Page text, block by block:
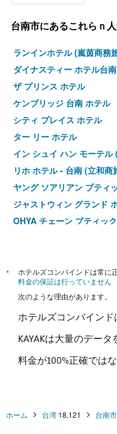
台南市​にあるこれらｎ
ランインホテル (嵐茵商務
ダイナスティー ホテル台南
ザ プリンス ホテル
ケンブリッジ 台南 ホテル
シティ プレイス ホテル
ター リー ホテル
イン シュイ ハン モーテル
リホ ホテル - 台南 (立和商
ヤング ソアリアン ブティ
ジャストウィン グランド
OHYA チェーン ブティッ
アボ ホテル
SSS ライフ ホテル
カインドネス ホテル タイ
シン フア マオ ホテル
コロナ モーテル (可樂那汽
イン ワン ホテル
*
ホテルズコンバインドは常に
料金の保証は行っていません
次のような理由があります。
ホテルズコンバイン
KAYAKは大量のデー
料金が100%正確では
ホーム 台湾 18,121 台南市